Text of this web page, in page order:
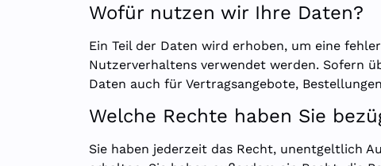
Wofür nutzen wir Ihre Daten?
Ein Teil der Daten wird erhoben, um eine
Nutzerverhaltens verwendet werden. Sofern
Daten auch für Vertragsangebote,
Welche Rechte haben Sie
Sie haben jederzeit das Recht, unentgeltlich